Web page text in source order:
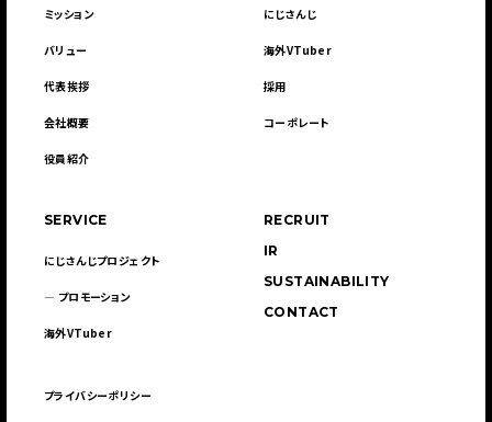
ミッション
バリュー
代表挨拶
会社概要
役員紹介
にじさんじ
海外VTuber
採用
コーポレート
SERVICE
にじさんじプロジェクト
― プロモーション
海外VTuber
RECRUIT
IR
SUSTAINABILITY
CONTACT
プライバシーポリシー